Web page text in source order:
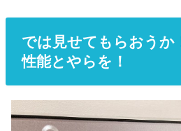
では見せてもらおうか
性能とやらを！